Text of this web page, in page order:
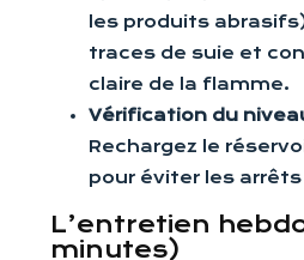
les produits
traces de suie et
claire de la flamme.
Vérification du
Rechargez le
pour éviter les
L’entretien
minutes)